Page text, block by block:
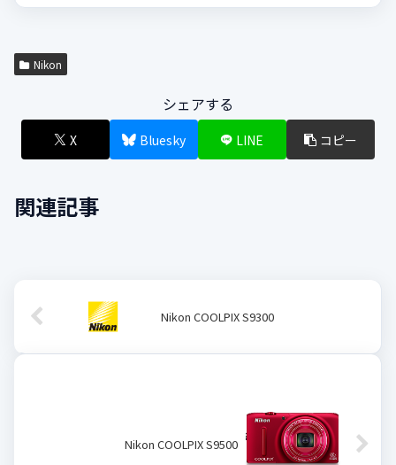
Nikon
シェアする
X Bluesky LINE コピー
関連記事
Nikon COOLPIX S9300
Nikon COOLPIX S9500